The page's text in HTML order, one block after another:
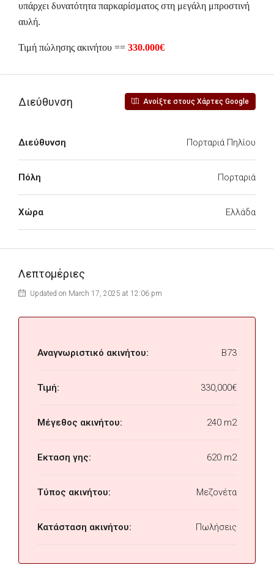
υπάρχει δυνατότητα παρκαρίσματος στη μεγάλη μπροστινή
αυλή.
Τιμή πώλησης ακινήτου == 330.000€
Διεύθυνση Ανοίξτε στους Χάρτες Google
Διεύθυνση Πορταριά Πηλίου
Πόλη Πορταριά
Χώρα Ελλάδα
Λεπτομέριες
Updated on March 17, 2025 at 12:06 pm
Αναγνωριστικό ακινήτου: B73
Τιμή: 330,000€
Μέγεθος ακινήτου: 240 m2
Εκταση γης: 620 m2
Τύπος ακινήτου: Μεζονέτα
Κατάσταση ακινήτου: Πωλήσεις